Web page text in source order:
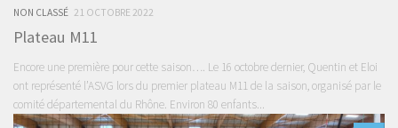
NON CLASSÉ 21 OCTOBRE 2022
Plateau M11
Encore une première pour cette saison…. Le 16 octobre dernier, Quentin et Eloi
ont représenté l’ASVG lors du premier plateau M11 de la saison, organisé par le
comité départemental du Rhône. Environ 80 enfants...